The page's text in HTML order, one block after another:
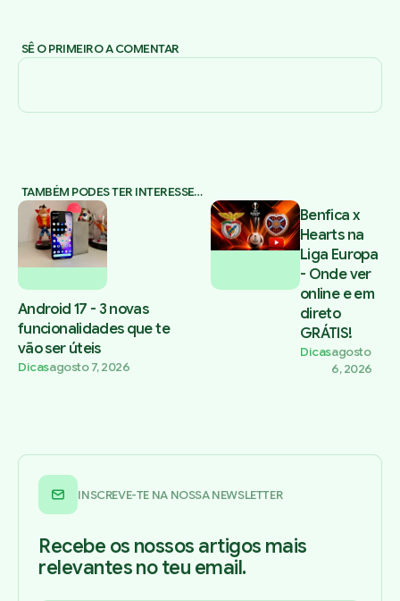
SÊ O PRIMEIRO A COMENTAR
TAMBÉM PODES TER INTERESSE…
Android 17 - 3 novas
funcionalidades que te
vão ser úteis
Dicasagosto 7, 2026
Benfica x
Hearts na
Liga Europa
- Onde ver
online e em
direto
GRÁTIS!
Dicasagosto
6, 2026
INSCREVE-TE NA NOSSA NEWSLETTER
Recebe os nossos artigos mais
relevantes no teu email.